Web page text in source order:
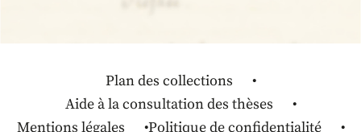
Plan des collections
Aide à la consultation des thèses
Mentions légales
Politique de confidentialité